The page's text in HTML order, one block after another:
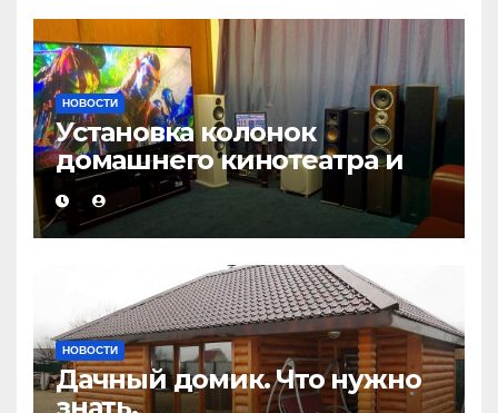
НОВОСТИ
Установка колонок
домашнего кинотеатра и
настройка звука
НОВОСТИ
Дачный домик. Что нужно